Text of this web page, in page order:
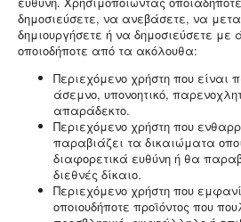
δημοσιεύσετε, να ανεβάσετε, να
δημιουργήσετε ή να δημοσιεύσετε
οποιοδήποτε από τα ακόλουθα:
Περιεχόμενο χρήστη που
άσεμνο, υπονοητικό,
απαράδεκτο.
Περιεχόμενο χρήστη που
παραβιάζει τα δικαιώματα
διαφορετικά ευθύνη ή θα
διεθνές δίκαιο.
Περιεχόμενο χρήστη που
οποιουδήποτε προϊόντος που